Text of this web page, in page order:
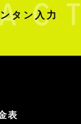
タン入力
表